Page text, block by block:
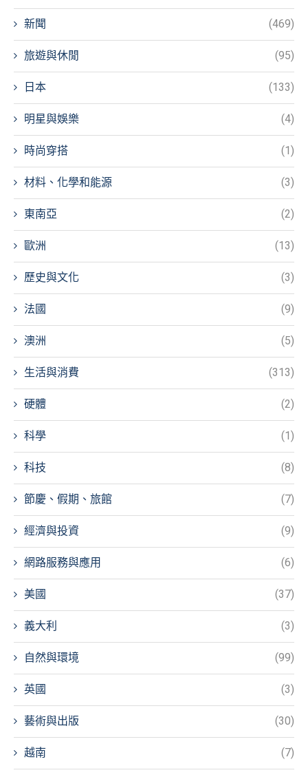
新聞 (469)
旅遊與休閒 (95)
日本 (133)
明星與娛樂 (4)
時尚穿搭 (1)
材料、化學和能源 (3)
東南亞 (2)
歐洲 (13)
歷史與文化 (3)
法國 (9)
澳洲 (5)
生活與消費 (313)
硬體 (2)
科學 (1)
科技 (8)
節慶、假期、旅館 (7)
經濟與投資 (9)
網路服務與應用 (6)
美國 (37)
義大利 (3)
自然與環境 (99)
英國 (3)
藝術與出版 (30)
越南 (7)